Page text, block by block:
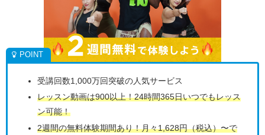
受講回数1,000万回突破の人気サービス
レッスン動画は900以上！24時間365日いつでもレッス
ン可能！
2週間の無料体験期間あり！月々1,628円（税込）〜で